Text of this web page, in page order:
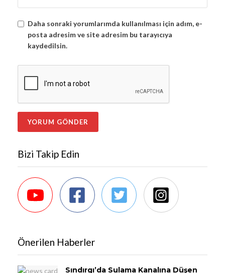
Daha sonraki yorumlarımda kullanılması için adım, e-
posta adresim ve site adresim bu tarayıcıya
kaydedilsin.
Bizi Takip Edin
Önerilen Haberler
Sındırgı’da Sulama Kanalına Düşen